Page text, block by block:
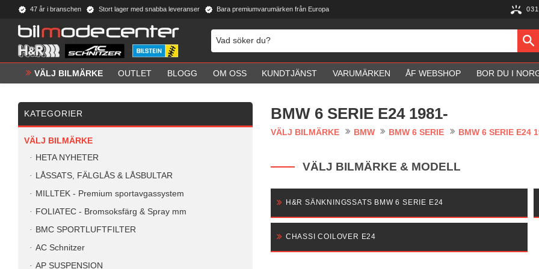
47 år i branschen Stort lager med snabba leveranser Bara premiumvarumärken från Europa
VÄLJ BILMÄRKE OUTLET BLOGG OM OSS KUNDTJÄNST VARUMÄRKEN ÅF WEBSHOP BOR DU I
BMW 6 SERIE E24 1981-
VÄLJ BILMÄRKE BMW BMW 6 SERIE BMW 6 SERIE E24
VÄLJ BILMÄRKE & MODELL
H&R SÄNKNINGSSATS BMW 6 SERIE E24
CHASSI COILOVER E24
KATEGORIER
VÄLJ BILMÄRKE
HETA NYHETER
LÅSSATS, FÄLGLÅS & LÅSBULTAR
MILLTEK - Premium sportavgassystem
FOLIATEC - Bromsoksfärg & Spray mm
BMC SPORTLUFTFILTER
AC Schnitzer
AP SUSPENSION